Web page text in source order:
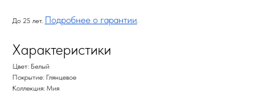
До 25 лет. Подробнее о гарантии.
Характеристики
Цвет: Белый
Покрытие: Глянцевое
Коллекция: Мия